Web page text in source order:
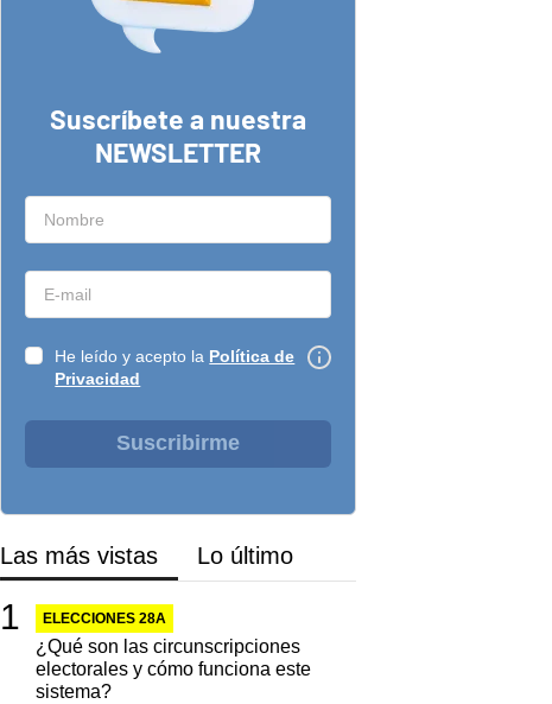
Suscríbete a nuestra
NEWSLETTER
He leído y acepto la Política de
Privacidad
Suscribirme
Las más vistas Lo último
ELECCIONES 28A
¿Qué son las circunscripciones
electorales y cómo funciona este
sistema?